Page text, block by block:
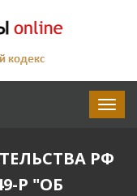
РФ
Р "ОБ